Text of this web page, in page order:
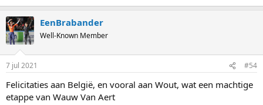
EenBrabander
Well-Known Member
7 jul 2021 #54
Felicitaties aan België, en vooral aan Wout, wat een machtige
etappe van Wauw Van Aert